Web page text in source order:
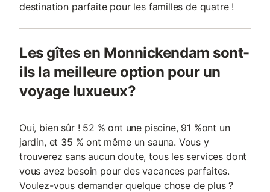
destination parfaite pour les familles de quatre !
Les gîtes en Monnickendam sont-
ils la meilleure option pour un
voyage luxueux?
Oui, bien sûr ! 52 % ont une piscine, 91 %ont un
jardin, et 35 % ont même un sauna. Vous y
trouverez sans aucun doute, tous les services dont
vous avez besoin pour des vacances parfaites.
Voulez-vous demander quelque chose de plus ?